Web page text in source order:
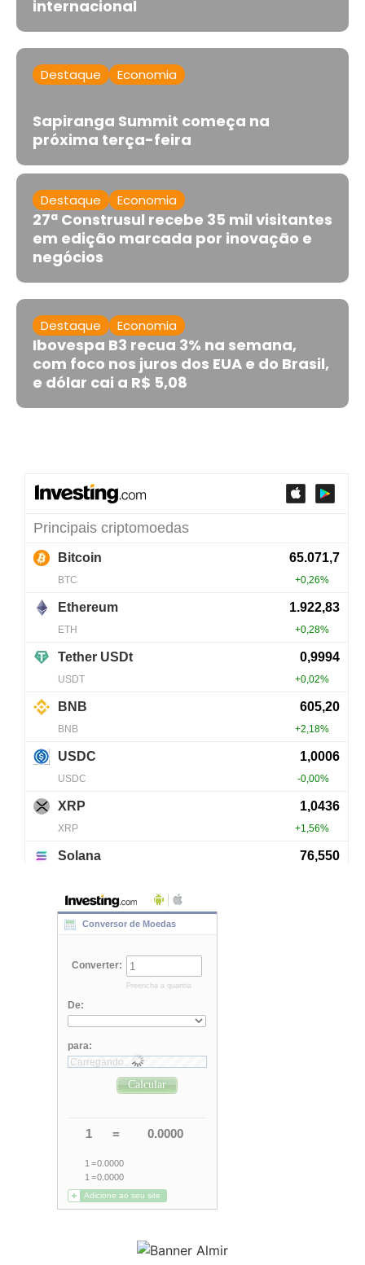
internacional
Destaque Economia
Sapiranga Summit começa na
próxima terça-feira
Destaque Economia
27ª Construsul recebe 35 mil visitantes
em edição marcada por inovação e
negócios
Destaque Economia
Ibovespa B3 recua 3% na semana,
com foco nos juros dos EUA e do Brasil,
e dólar cai a R$ 5,08